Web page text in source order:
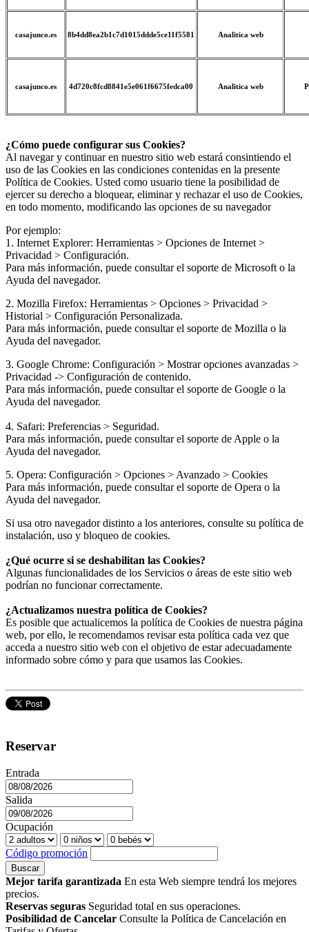
casajunco.es 8b4dd8ea2b1c7d1015ddde5ce11f5581 Analitica web
casajunco.es 4d720c8fcd8841e5e061f6675fedca00 Analitica web
¿Cómo puede configurar sus Cookies?
Al navegar y continuar en nuestro sitio web estará consintiendo el
uso de las Cookies en las condiciones contenidas en la presente
Política de Cookies. Usted como usuario tiene la posibilidad de
ejercer su derecho a bloquear, eliminar y rechazar el uso de Cookies,
en todo momento, modificando las opciones de su navegador
Por ejemplo:
1. Internet Explorer: Herramientas > Opciones de Internet >
Privacidad > Configuración.
Para más información, puede consultar el soporte de Microsoft o la
Ayuda del navegador.
2. Mozilla Firefox: Herramientas > Opciones > Privacidad >
Historial > Configuración Personalizada.
Para más información, puede consultar el soporte de Mozilla o la
Ayuda del navegador.
3. Google Chrome: Configuración > Mostrar opciones avanzadas >
Privacidad -> Configuración de contenido.
Para más información, puede consultar el soporte de Google o la
Ayuda del navegador.
4. Safari: Preferencias > Seguridad.
Para más información, puede consultar el soporte de Apple o la
Ayuda del navegador.
5. Opera: Configuración > Opciones > Avanzado > Cookies
Para más información, puede consultar el soporte de Opera o la
Ayuda del navegador.
Si usa otro navegador distinto a los anteriores, consulte su política de
instalación, uso y bloqueo de cookies.
¿Qué ocurre si se deshabilitan las Cookies?
Algunas funcionalidades de los Servicios o áreas de este sitio web
podrían no funcionar correctamente.
¿Actualizamos nuestra política de Cookies?
Es posible que actualicemos la política de Cookies de nuestra página
web, por ello, le recomendamos revisar esta política cada vez que
acceda a nuestro sitio web con el objetivo de estar adecuadamente
informado sobre cómo y para que usamos las Cookies.
Reservar
Entrada
Salida
Ocupación
Código promoción
Buscar
Mejor tarifa garantizada En esta Web siempre tendrá los mejores
precios.
Reservas seguras Seguridad total en sus operaciones.
Posibilidad de Cancelar Consulte la Política de Cancelación en